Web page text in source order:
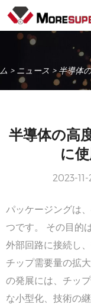
> ニュース > 半導体
半導体の高
に
2023-11-
パッケージングは
つです。 その目的
外部回路に接続し
チップ需要量の拡
の発展には、チッ
な小型化、技術の